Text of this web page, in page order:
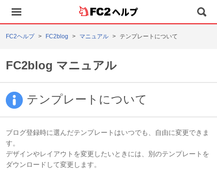
ヘルプ
FC2ヘルプ FC2blog マニュアル テンプレートについて
FC2blog マニュアル
テンプレートについて
ブログ登録時に選んだテンプレートはいつでも、自由に変更できま
す。
デザインやレイアウトを変更したいときには、別のテンプレートを
ダウンロードして変更します。